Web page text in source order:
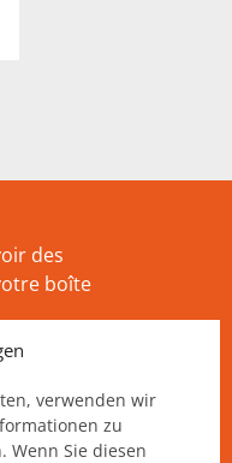
verwenden wir
zu
Sie diesen
des
boîte